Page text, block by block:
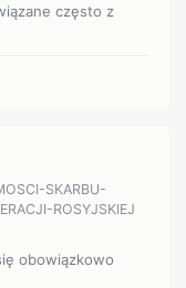
często z
SKARBU-
ROSYJSKIEJ
obowiązkowo